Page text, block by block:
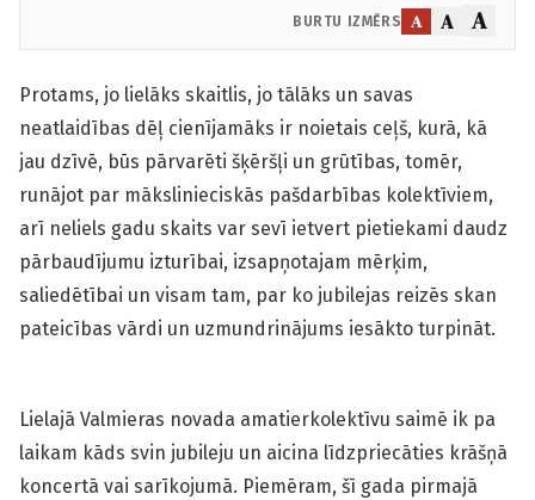
BURTU IZMĒRS A A A
Protams, jo lielāks skaitlis, jo tālāks un savas
neatlaidības dēļ cienījamāks ir noietais ceļš, kurā, kā
jau dzīvē, būs pārvarēti šķēršļi un grūtības, tomēr,
runājot par mākslinieciskās pašdarbības kolektīviem,
arī neliels gadu skaits var sevī ietvert pietiekami daudz
pārbaudījumu izturībai, izsapņotajam mērķim,
saliedētībai un visam tam, par ko jubilejas reizēs skan
pateicības vārdi un uzmundrinājums iesākto turpināt.
Lielajā Valmieras novada amatierkolektīvu saimē ik pa
laikam kāds svin jubileju un aicina līdzpriecāties krāšņā
koncertā vai sarīkojumā. Piemēram, šī gada pirmajā